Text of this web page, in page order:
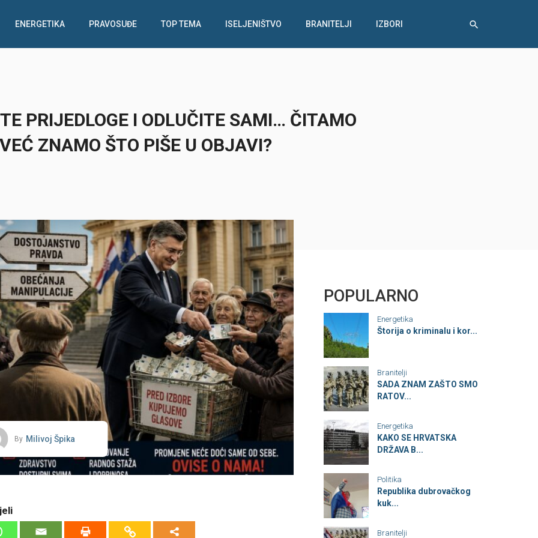
ENERGETIKA PRAVOSUĐE TOP TEMA ISELJENIŠTVO BRANITELJI IZBORI
PRIJEDLOGE I ODLUČITE SAMI… ČITAMO
ZNAMO ŠTO PIŠE U OBJAVI?
By Milivoj Špika
POPULARNO
Energetika
Štorija o kriminalu i kor...
Branitelji
SADA ZNAM ZAŠTO SMO
RATOV...
Energetika
KAKO SE HRVATSKA
DRŽAVA B...
Politika
Republika dubrovačkog
kuk...
Branitelji